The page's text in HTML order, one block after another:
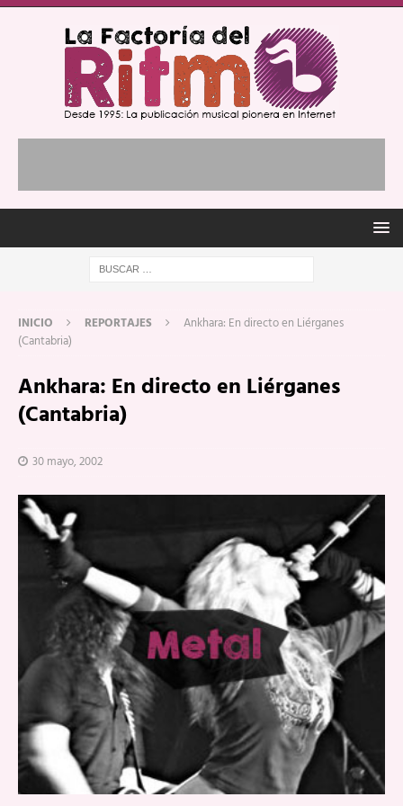
INICIO REPORTAJES
Ankhara: En directo en Liérganes
(Cantabria)
Ankhara: En directo en Liérganes
(Cantabria)
30 mayo, 2002